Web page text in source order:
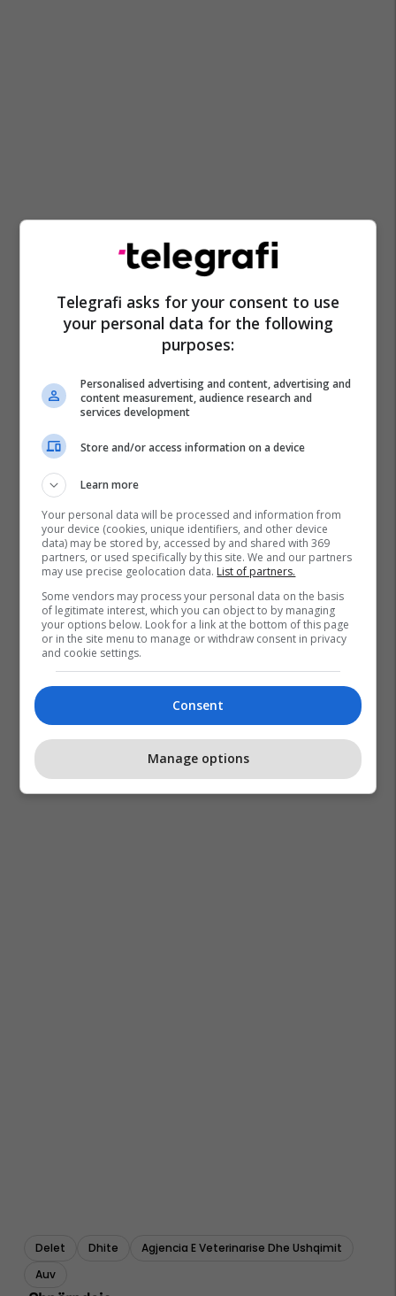
Delet Dhite
Agjencia E Veterinarise Dhe Ushqimit
Auv
Telegrafi asks for your consent to use
your personal data for the following
purposes:
Personalised advertising and content, advertising and
content measurement, audience research and
services development
Store and/or access information on a device
Learn more
Your personal data will be processed and information from
your device (cookies, unique identifiers, and other device
data) may be stored by, accessed by and shared with 369
partners, or used specifically by this site. We and our partners
may use precise geolocation data. List of partners.
Some vendors may process your personal data on the basis
of legitimate interest, which you can object to by managing
your options below. Look for a link at the bottom of this page
or in the site menu to manage or withdraw consent in privacy
and cookie settings.
Consent
Manage options